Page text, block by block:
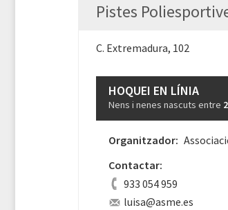
Pistes
C. Extremadura, 102
HOQUEI EN LÍNIA
Nens i nenes nascuts entre
Organitzador:
Contactar:
933 054 959
luisa@asme.es